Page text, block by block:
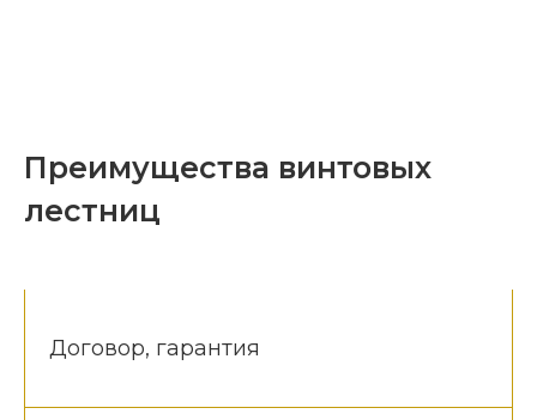
Преимущества винтовых
лестниц
Договор, гарантия